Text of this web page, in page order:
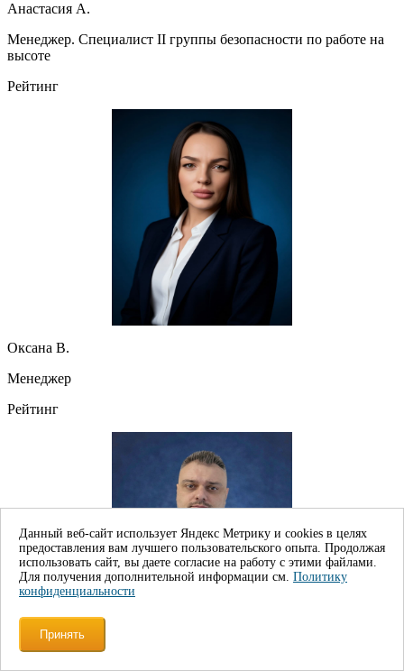
Анастасия А.
Менеджер. Специалист II группы безопасности по работе на
высоте
Рейтинг
Оксана В.
Менеджер
Рейтинг
Данный веб-сайт использует Яндекс Метрику и cookies в целях
предоставления вам лучшего пользовательского опыта. Продолжая
использовать сайт, вы даете согласие на работу с этими файлами.
Для получения дополнительной информации см. Политику
конфиденциальности
Принять